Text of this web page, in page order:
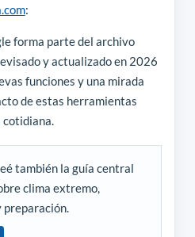
:
forma parte del archivo
y actualizado en 2026
funciones y una mirada
de estas herramientas
también la guía central
clima extremo,
preparación.